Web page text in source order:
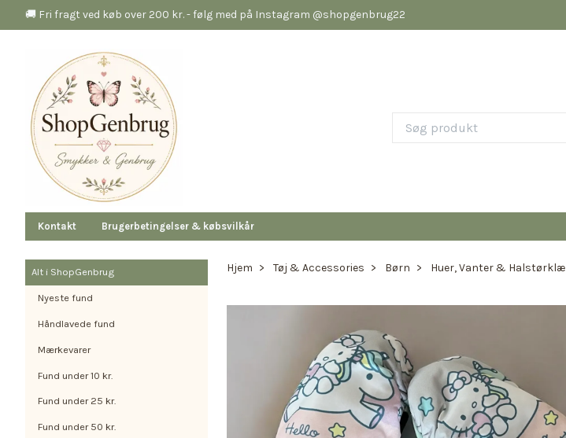
🚚 Fri fragt ved køb over 200 kr. - følg med på Instagram @shopgenbrug22
Kontakt Brugerbetingelser & købsvilkår
Alt i ShopGenbrug
Nyeste fund
Håndlavede fund
Mærkevarer
Fund under 10 kr.
Fund under 25 kr.
Fund under 50 kr.
Hjem Tøj & Accessories Børn Huer, Vanter &